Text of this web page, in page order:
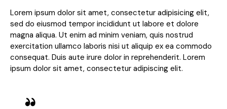
Lorem ipsum dolor sit amet, consectetur adipisicing elit,
sed do eiusmod tempor incididunt ut labore et dolore
magna aliqua. Ut enim ad minim veniam, quis nostrud
exercitation ullamco laboris nisi ut aliquip ex ea commodo
consequat. Duis aute irure dolor in reprehenderit. Lorem
ipsum dolor sit amet, consectetur adipiscing elit.